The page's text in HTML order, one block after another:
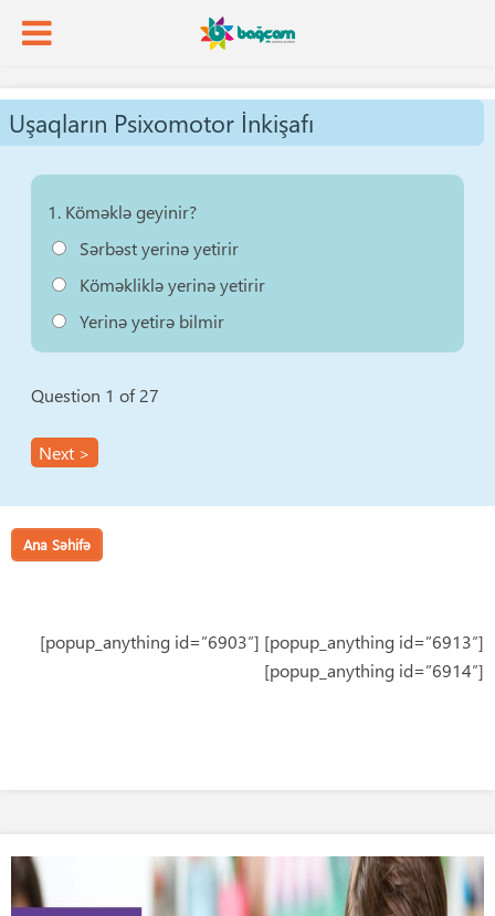
Uşaqların Psixomotor İnkişafı
1. Köməklə geyinir?
Sərbəst yerinə yetirir
Köməkliklə yerinə yetirir
Yerinə yetirə bilmir
Question 1 of 27
Ana Səhifə
[popup_anything id=”6903″] [popup_anything id=”6913″]
[popup_anything id=”6914″]